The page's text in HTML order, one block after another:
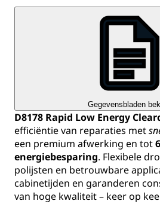
Gegevensbladen
D8178 Rapid Low Energy
efficiëntie van reparaties met
een premium afwerking en tot
energiebesparing. Flexibele
polijsten en betrouwbare
cabinetijden en garanderen
van hoge kwaliteit – keer op